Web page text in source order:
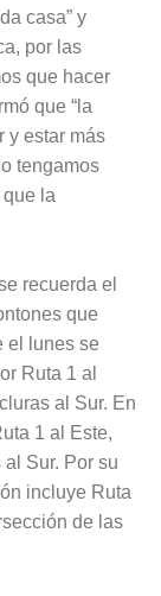
casa” y
por las
que hacer
que “la
y estar más
tengamos
la
recuerda el
que
el lunes se
Ruta 1 al
al Sur. En
1 al Este,
Sur. Por su
incluye Ruta
de las